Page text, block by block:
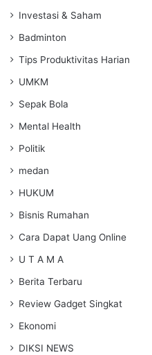
Investasi & Saham
Badminton
Tips Produktivitas Harian
UMKM
Sepak Bola
Mental Health
Politik
medan
HUKUM
Bisnis Rumahan
Cara Dapat Uang Online
U T A M A
Berita Terbaru
Review Gadget Singkat
Ekonomi
DIKSI NEWS